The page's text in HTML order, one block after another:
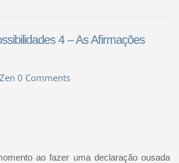
4 – As Afirmações
0 Comments
ao fazer uma declaração ousada